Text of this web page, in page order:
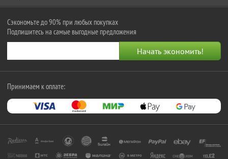
Сэкономьте до 90% при любых покупках
Подпишитесь на самые выгодные предложения
Принимаем к оплате: